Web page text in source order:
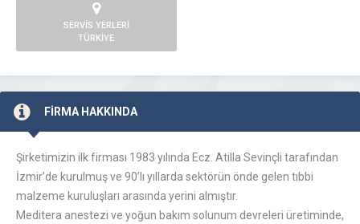
SERVİS YERLERİ
TÜRKİYE
FİRMA HAKKINDA
Şirketimizin ilk firması 1983 yılında Ecz. Atilla Sevinçli tarafından
İzmir’de kurulmuş ve 90’lı yıllarda sektörün önde gelen tıbbi
malzeme kuruluşları arasında yerini almıştır.
Meditera anestezi ve yoğun bakım solunum devreleri üretiminde,